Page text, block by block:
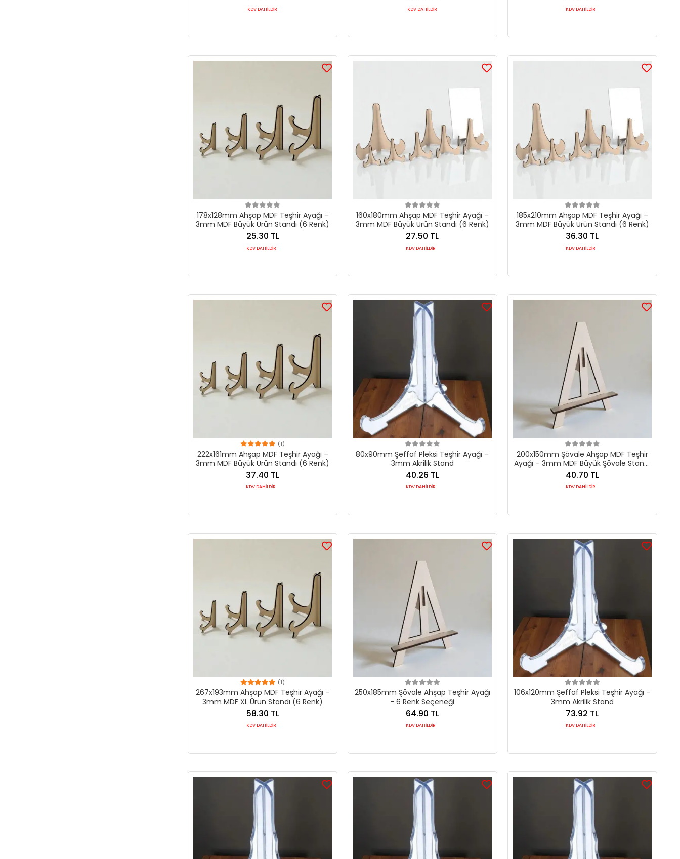
KDV DAHİLDİR KDV DAHİLDİR KDV DAHİLDİR
178x128mm Ahşap MDF Teşhir Ayağı –
3mm MDF Büyük Ürün Standı (6 Renk)
25.30 TL
KDV DAHİLDİR
160x180mm Ahşap MDF Teşhir Ayağı –
3mm MDF Büyük Ürün Standı (6 Renk)
27.50 TL
KDV DAHİLDİR
185x210mm Ahşap MDF Teşhir Ayağı –
3mm MDF Büyük Ürün Standı (6 Renk)
36.30 TL
KDV DAHİLDİR
(1)
222x161mm Ahşap MDF Teşhir Ayağı –
3mm MDF Büyük Ürün Standı (6 Renk)
37.40 TL
KDV DAHİLDİR
80x90mm Şeffaf Pleksi Teşhir Ayağı –
3mm Akrilik Stand
40.26 TL
KDV DAHİLDİR
200x150mm Şövale Ahşap MDF Teşhir
Ayağı – 3mm MDF Büyük Şövale Standı
(6 Renk)
40.70 TL
KDV DAHİLDİR
(1)
267x193mm Ahşap MDF Teşhir Ayağı –
3mm MDF XL Ürün Standı (6 Renk)
58.30 TL
KDV DAHİLDİR
250x185mm Şövale Ahşap Teşhir Ayağı
- 6 Renk Seçeneği
64.90 TL
KDV DAHİLDİR
106x120mm Şeffaf Pleksi Teşhir Ayağı –
3mm Akrilik Stand
73.92 TL
KDV DAHİLDİR